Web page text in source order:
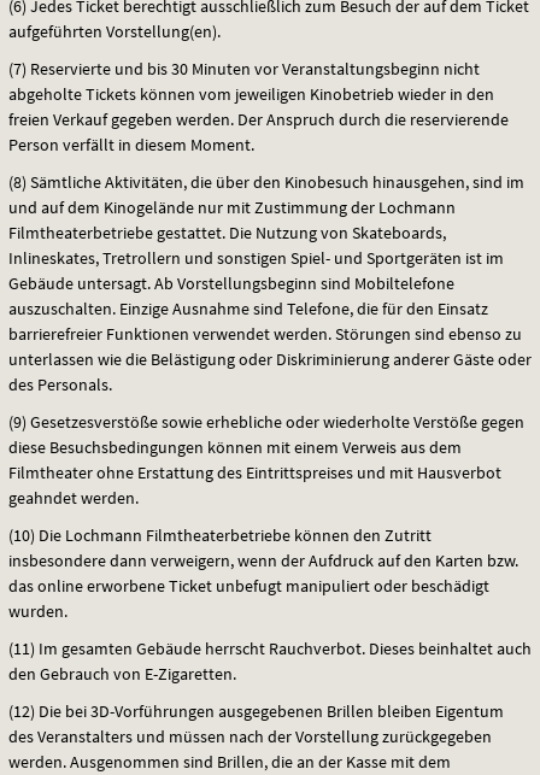
(6) Jedes Ticket berechtigt ausschließlich zum Besuch der auf dem Ticket
aufgeführten Vorstellung(en).
(7) Reservierte und bis 30 Minuten vor Veranstaltungsbeginn nicht
abgeholte Tickets können vom jeweiligen Kinobetrieb wieder in den
freien Verkauf gegeben werden. Der Anspruch durch die reservierende
Person verfällt in diesem Moment.
(8) Sämtliche Aktivitäten, die über den Kinobesuch hinausgehen, sind im
und auf dem Kinogelände nur mit Zustimmung der Lochmann
Filmtheaterbetriebe gestattet. Die Nutzung von Skateboards,
Inlineskates, Tretrollern und sonstigen Spiel- und Sportgeräten ist im
Gebäude untersagt. Ab Vorstellungsbeginn sind Mobiltelefone
auszuschalten. Einzige Ausnahme sind Telefone, die für den Einsatz
barrierefreier Funktionen verwendet werden. Störungen sind ebenso zu
unterlassen wie die Belästigung oder Diskriminierung anderer Gäste oder
des Personals.
(9) Gesetzesverstöße sowie erhebliche oder wiederholte Verstöße gegen
diese Besuchsbedingungen können mit einem Verweis aus dem
Filmtheater ohne Erstattung des Eintrittspreises und mit Hausverbot
geahndet werden.
(10) Die Lochmann Filmtheaterbetriebe können den Zutritt
insbesondere dann verweigern, wenn der Aufdruck auf den Karten bzw.
das online erworbene Ticket unbefugt manipuliert oder beschädigt
wurden.
(11) Im gesamten Gebäude herrscht Rauchverbot. Dieses beinhaltet auch
den Gebrauch von E-Zigaretten.
(12) Die bei 3D-Vorführungen ausgegebenen Brillen bleiben Eigentum
des Veranstalters und müssen nach der Vorstellung zurückgegeben
werden. Ausgenommen sind Brillen, die an der Kasse mit dem